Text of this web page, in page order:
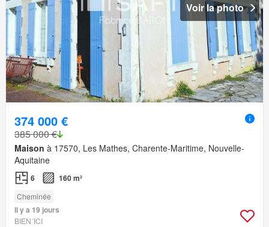
Voir la photo
374 000 €
385 000 €
Maison à 17570, Les Mathes, Charente-Maritime, Nouvelle-
Aquitaine
6 160 m²
Cheminée
Il y a 19 jours
BIEN´ICI